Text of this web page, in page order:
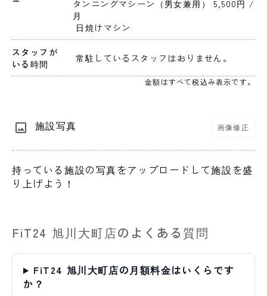
タンニングマシーン（男女兼用） 5,500円 /
月
日焼けマシン
スタッフが
いる時間
常駐しているスタッフはおりません。
金額はすべて税込み表示です。
施設写真 画像修正
持っている施設の写真をアップロードして施設を盛
り上げよう！
FiT24 旭川大町店のよくある質問
FiT24 旭川大町店の月額料金はいくらです
か？